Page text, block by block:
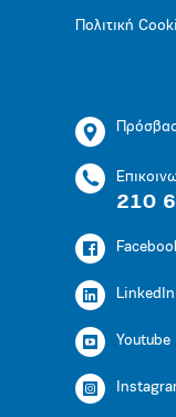
Πολιτική
210
LinkedIn
Youtube